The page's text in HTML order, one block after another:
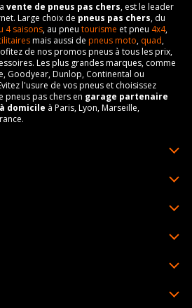
vente de pneus pas chers, est le leader
Large choix de pneus pas chers, du
4 saisons, au pneu tourisme et pneu 4x4,
mais aussi de pneus moto, quad,
de nos promos pneus à tous les prix,
Les plus grandes marques, comme
Goodyear, Dunlop, Continental ou
l'usure de vos pneus et choisissez
pneus pas chers en garage partenaire
domicile à Paris, Lyon, Marseille,